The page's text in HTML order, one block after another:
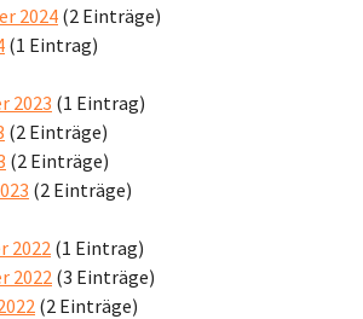
2024 (2 Einträge)
(1 Eintrag)
2023 (1 Eintrag)
(2 Einträge)
(2 Einträge)
(2 Einträge)
2022 (1 Eintrag)
2022 (3 Einträge)
(2 Einträge)